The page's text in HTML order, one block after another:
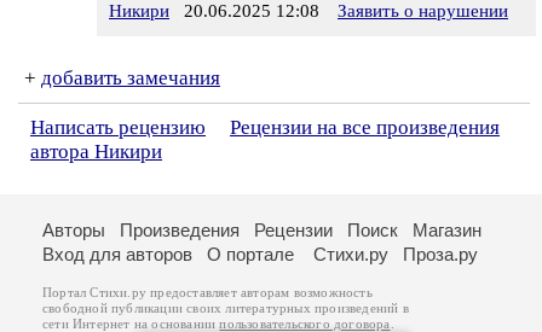
Никири 20.06.2025 12:08 Заявить о нарушении
+ добавить замечания
Написать рецензию
Рецензии на все произведения
автора Никири
Авторы Произведения Рецензии Поиск
Магазин
Вход для авторов
О портале Стихи.ру Проза.ру
Портал Стихи.ру предоставляет авторам возможность
свободной публикации своих литературных произведений в
сети Интернет на основаниипользовательского договора